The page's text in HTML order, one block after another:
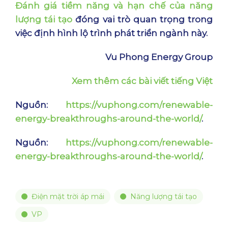
Đánh giá tiềm năng và hạn chế của năng
lượng tái tạo đóng vai trò quan trọng trong
việc định hình lộ trình phát triển ngành này.
Vu Phong Energy Group
Xem thêm các bài viết tiếng Việt
Nguồn:
https://vuphong.com/renewable-
energy-breakthroughs-around-the-world/.
Nguồn:
https://vuphong.com/renewable-
energy-breakthroughs-around-the-world/.
Điện mặt trời áp mái
Năng lượng tái tạo
VP